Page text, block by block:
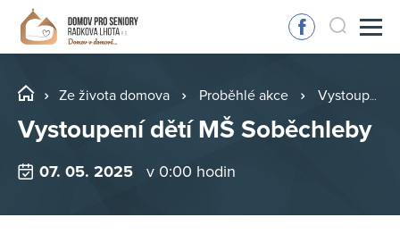
Ze života domova Proběhlé akce Vystoupení dětí MŠ Soběchleby
Vystoupení dětí MŠ Soběchleby
07. 05. 2025 v 0:00 hodin